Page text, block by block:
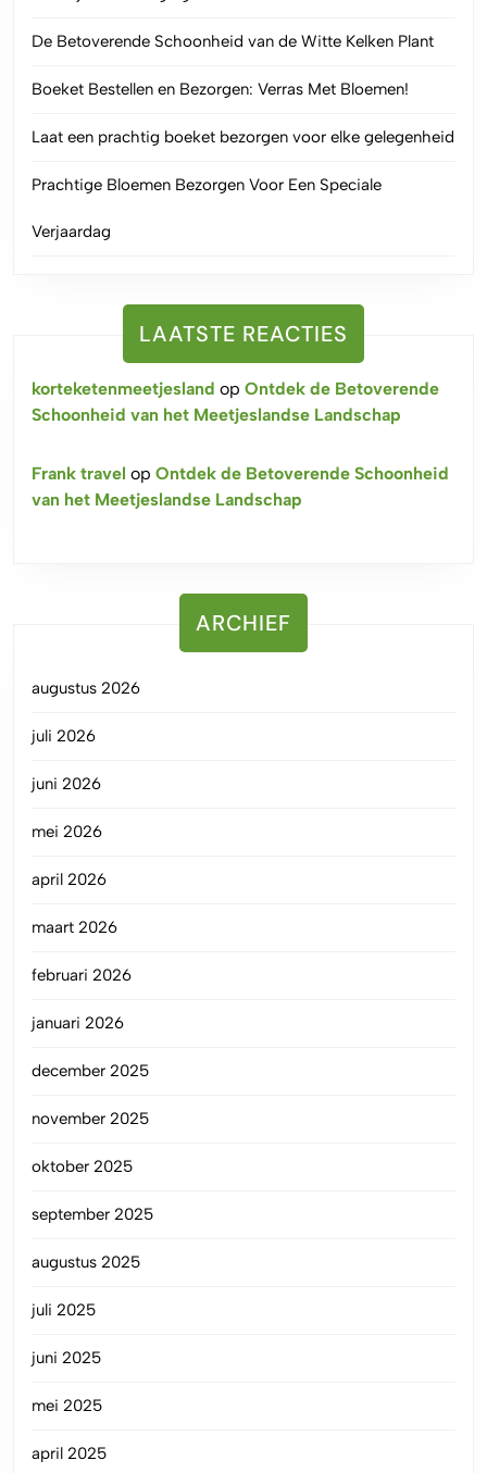
De Betoverende Schoonheid van de Witte Kelken Plant
Boeket Bestellen en Bezorgen: Verras Met Bloemen!
Laat een prachtig boeket bezorgen voor elke gelegenheid
Prachtige Bloemen Bezorgen Voor Een Speciale
Verjaardag
LAATSTE REACTIES
korteketenmeetjesland op Ontdek de Betoverende
Schoonheid van het Meetjeslandse Landschap
Frank travel op Ontdek de Betoverende Schoonheid
van het Meetjeslandse Landschap
ARCHIEF
augustus 2026
juli 2026
juni 2026
mei 2026
april 2026
maart 2026
februari 2026
januari 2026
december 2025
november 2025
oktober 2025
september 2025
augustus 2025
juli 2025
juni 2025
mei 2025
april 2025